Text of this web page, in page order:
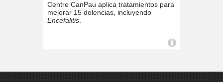
Centre CanPau aplica tratamientos para
mejorar 15 dolencias, incluyendo
Encefalitis.